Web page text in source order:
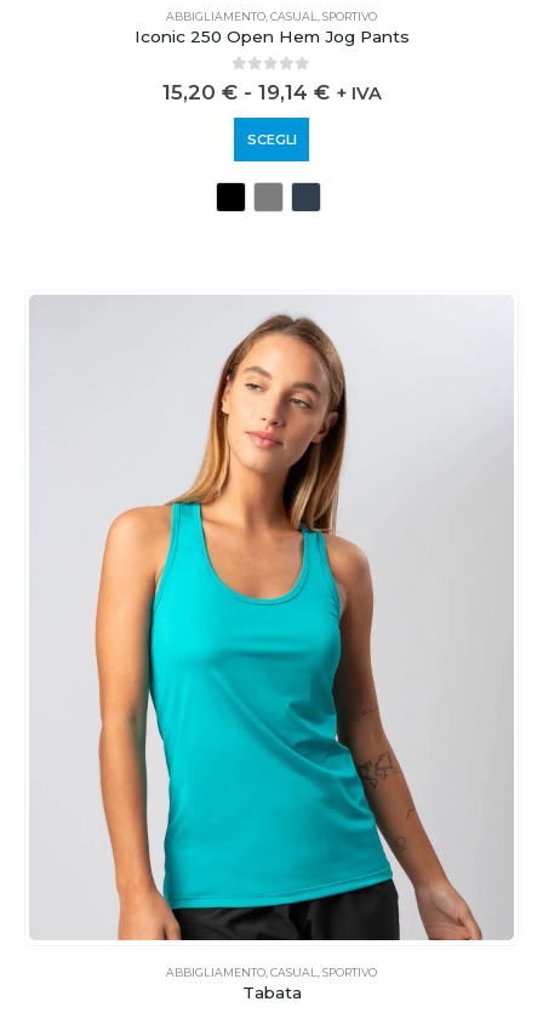
ABBIGLIAMENTO CASUAL SPORTIVO
Iconic 250 Open Hem Jog Pants
0 out of 5
15,20 € - 19,14 € + IVA
SCEGLI
ABBIGLIAMENTO,CASUAL,SPORTIVO
Tabata